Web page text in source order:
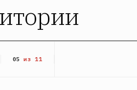
05 из 11